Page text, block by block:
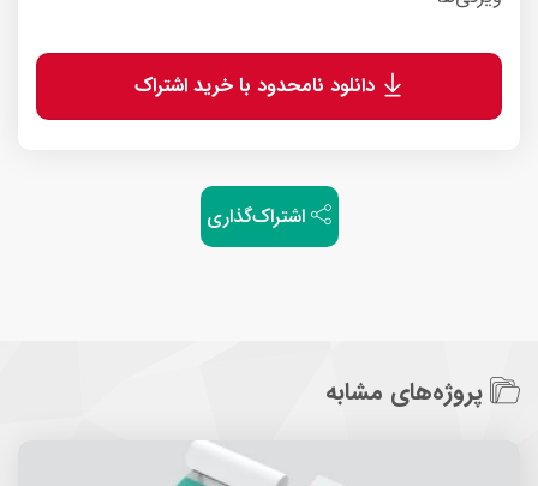
دانلود نامحدود با خرید اشتراک
اشتراک‌گذاری
پروژه‌های مشابه